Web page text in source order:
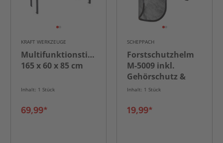
KRAFT WERKZEUGE
Multifunktionstisch
165 x 60 x 85 cm
Inhalt: 1 Stück
69,99*
SCHEPPACH
Forstschutzhelm
M-5009 inkl.
Gehörschutz &
Visier
Inhalt: 1 Stück
19,99*